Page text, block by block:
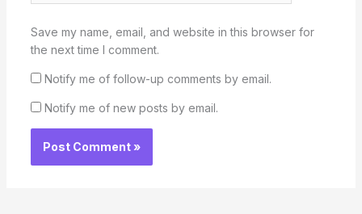
Save my name, email, and website in this browser for
the next time I comment.
Notify me of follow-up comments by email.
Notify me of new posts by email.